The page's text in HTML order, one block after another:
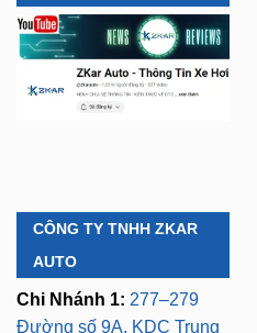
CÔNG TY TNHH ZKAR
AUTO
Chi Nhánh 1: 277–279
Đường số 9A, KDC Trung